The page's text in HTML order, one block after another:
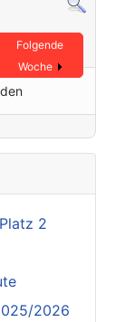
Folgende
Woche
2
2026